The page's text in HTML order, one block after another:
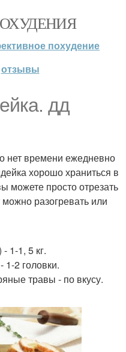
похудение
отзывы
дд
нет времени ежедневно
хорошо храниться в
можете просто отрезать
разогревать или
1-1, 5 кг.
2 головки.
травы - по вкусу.